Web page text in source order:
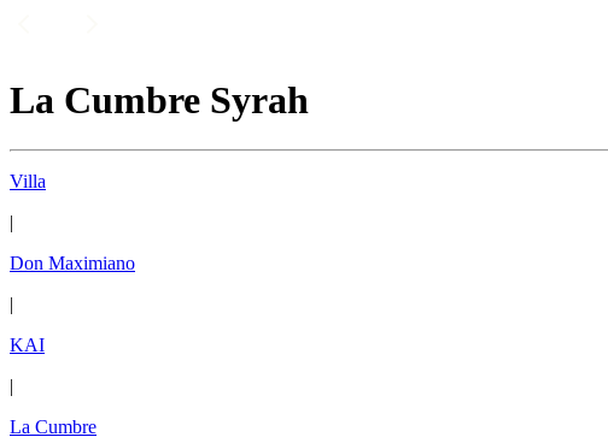
La Cumbre Syrah
Villa
|
Don Maximiano
|
KAI
|
La Cumbre